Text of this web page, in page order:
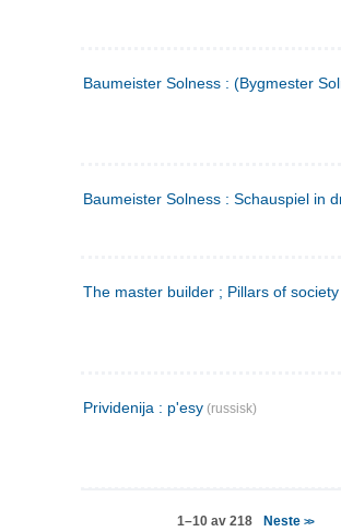
Baumeister Solness : (Bygmester
Baumeister Solness : Schauspiel in
The master builder ; Pillars of society
Prividenija : p'esy (russisk)
1–10 av 218 Neste >>